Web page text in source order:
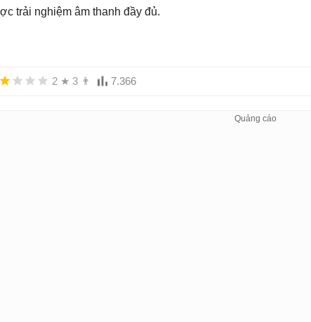
trải nghiệm âm thanh đầy đủ.
2 ★ 3 👨 7.366